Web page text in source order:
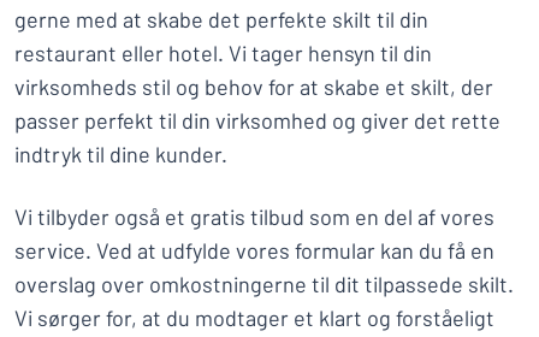
gerne med at skabe det perfekte skilt til din
restaurant eller hotel. Vi tager hensyn til din
virksomheds stil og behov for at skabe et skilt, der
passer perfekt til din virksomhed og giver det rette
indtryk til dine kunder.
Vi tilbyder også et gratis tilbud som en del af vores
service. Ved at udfylde vores formular kan du få en
overslag over omkostningerne til dit tilpassede skilt.
Vi sørger for, at du modtager et klart og forståeligt